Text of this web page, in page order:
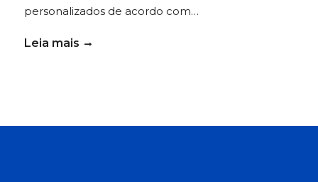
personalizados de acordo com…
Leia mais